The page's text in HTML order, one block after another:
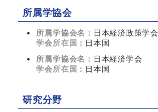
所属学協会
所属学協会名： 日本経済政策学会
学会所在国： 日本国
所属学協会名： 日本経済学会
学会所在国： 日本国
研究分野